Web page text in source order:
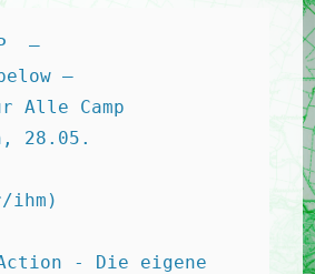
—
—
Alle Camp
28.05.
ihm)
- Die eigene